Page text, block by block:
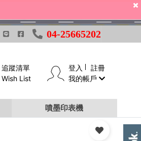
04-25665202
追蹤清單
Wish List
登入
註冊
我的帳戶
噴墨印表機